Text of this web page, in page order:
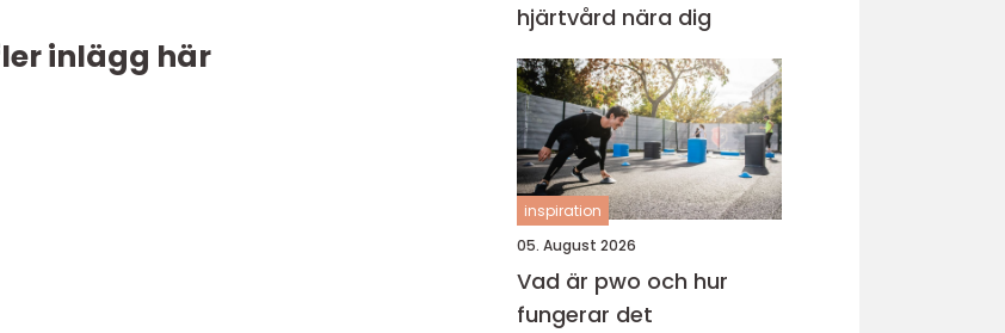
inlägg här
hjärtvård nära dig
inspiration
05. August 2026
Vad är pwo och hur
fungerar det